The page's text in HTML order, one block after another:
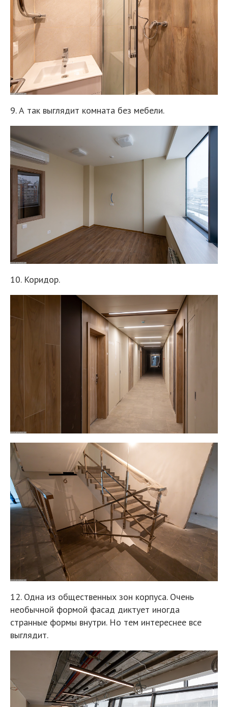
9. А так выглядит комната без мебели.
10. Коридор.
12. Одна из общественных зон корпуса. Очень
необычной формой фасад диктует иногда
странные формы внутри. Но тем интереснее все
выглядит.